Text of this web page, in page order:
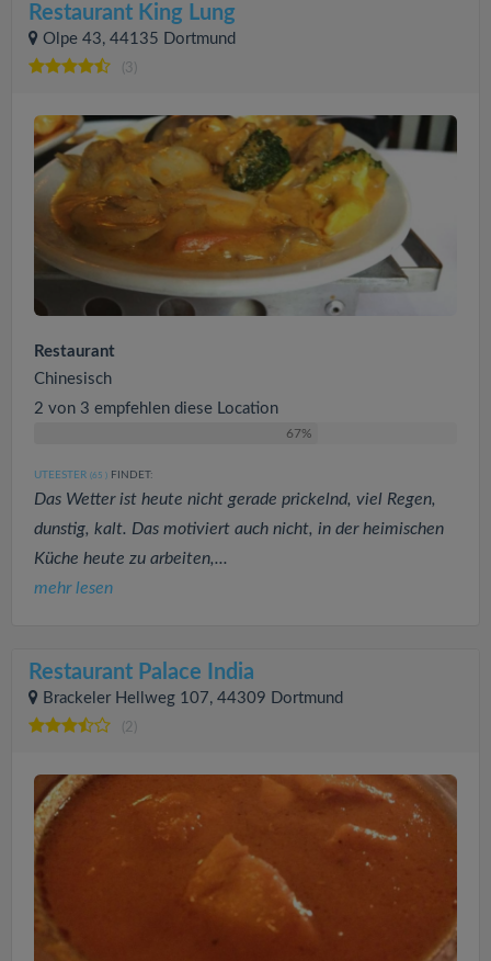
Restaurant King Lung
Olpe 43, 44135 Dortmund
(3)
Restaurant
Chinesisch
2 von 3 empfehlen diese Location
67%
UTEESTER (65 ) FINDET:
Das Wetter ist heute nicht gerade prickelnd, viel Regen,
dunstig, kalt. Das motiviert auch nicht, in der heimischen
Küche heute zu arbeiten,...
mehr lesen
Restaurant Palace India
Brackeler Hellweg 107, 44309 Dortmund
(2)